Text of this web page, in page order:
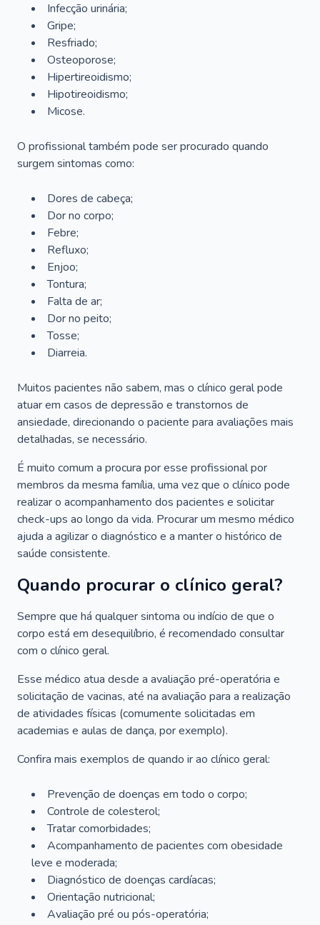
Infecção urinária;
Gripe;
Resfriado;
Osteoporose;
Hipertireoidismo;
Hipotireoidismo;
Micose.
O profissional também pode ser procurado quando
surgem sintomas como:
Dores de cabeça;
Dor no corpo;
Febre;
Refluxo;
Enjoo;
Tontura;
Falta de ar;
Dor no peito;
Tosse;
Diarreia.
Muitos pacientes não sabem, mas o clínico geral pode
atuar em casos de depressão e transtornos de
ansiedade, direcionando o paciente para avaliações mais
detalhadas, se necessário.
É muito comum a procura por esse profissional por
membros da mesma família, uma vez que o clínico pode
realizar o acompanhamento dos pacientes e solicitar
check-ups ao longo da vida. Procurar um mesmo médico
ajuda a agilizar o diagnóstico e a manter o histórico de
saúde consistente.
Quando procurar o clínico geral?
Sempre que há qualquer sintoma ou indício de que o
corpo está em desequilíbrio, é recomendado consultar
com o clínico geral.
Esse médico atua desde a avaliação pré-operatória e
solicitação de vacinas, até na avaliação para a realização
de atividades físicas (comumente solicitadas em
academias e aulas de dança, por exemplo).
Confira mais exemplos de quando ir ao clínico geral:
Prevenção de doenças em todo o corpo;
Controle de colesterol;
Tratar comorbidades;
Acompanhamento de pacientes com obesidade
leve e moderada;
Diagnóstico de doenças cardíacas;
Orientação nutricional;
Avaliação pré ou pós-operatória;